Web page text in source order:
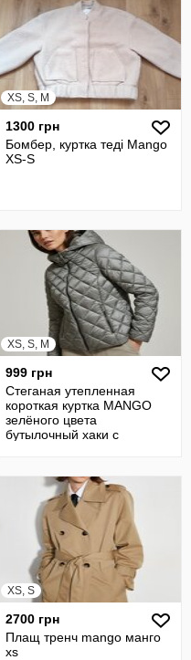
XS, S, M
1300 грн
Бомбер, куртка теді Mango
XS-S
XS, S, M
999 грн
Стеганая утепленная
короткая куртка MANGO
зелёного цвета
бутылочный хаки с
XS, S
2700 грн
Плащ тренч mango манго
xs